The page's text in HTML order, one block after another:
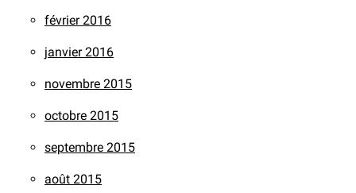
février 2016
janvier 2016
novembre 2015
octobre 2015
septembre 2015
août 2015